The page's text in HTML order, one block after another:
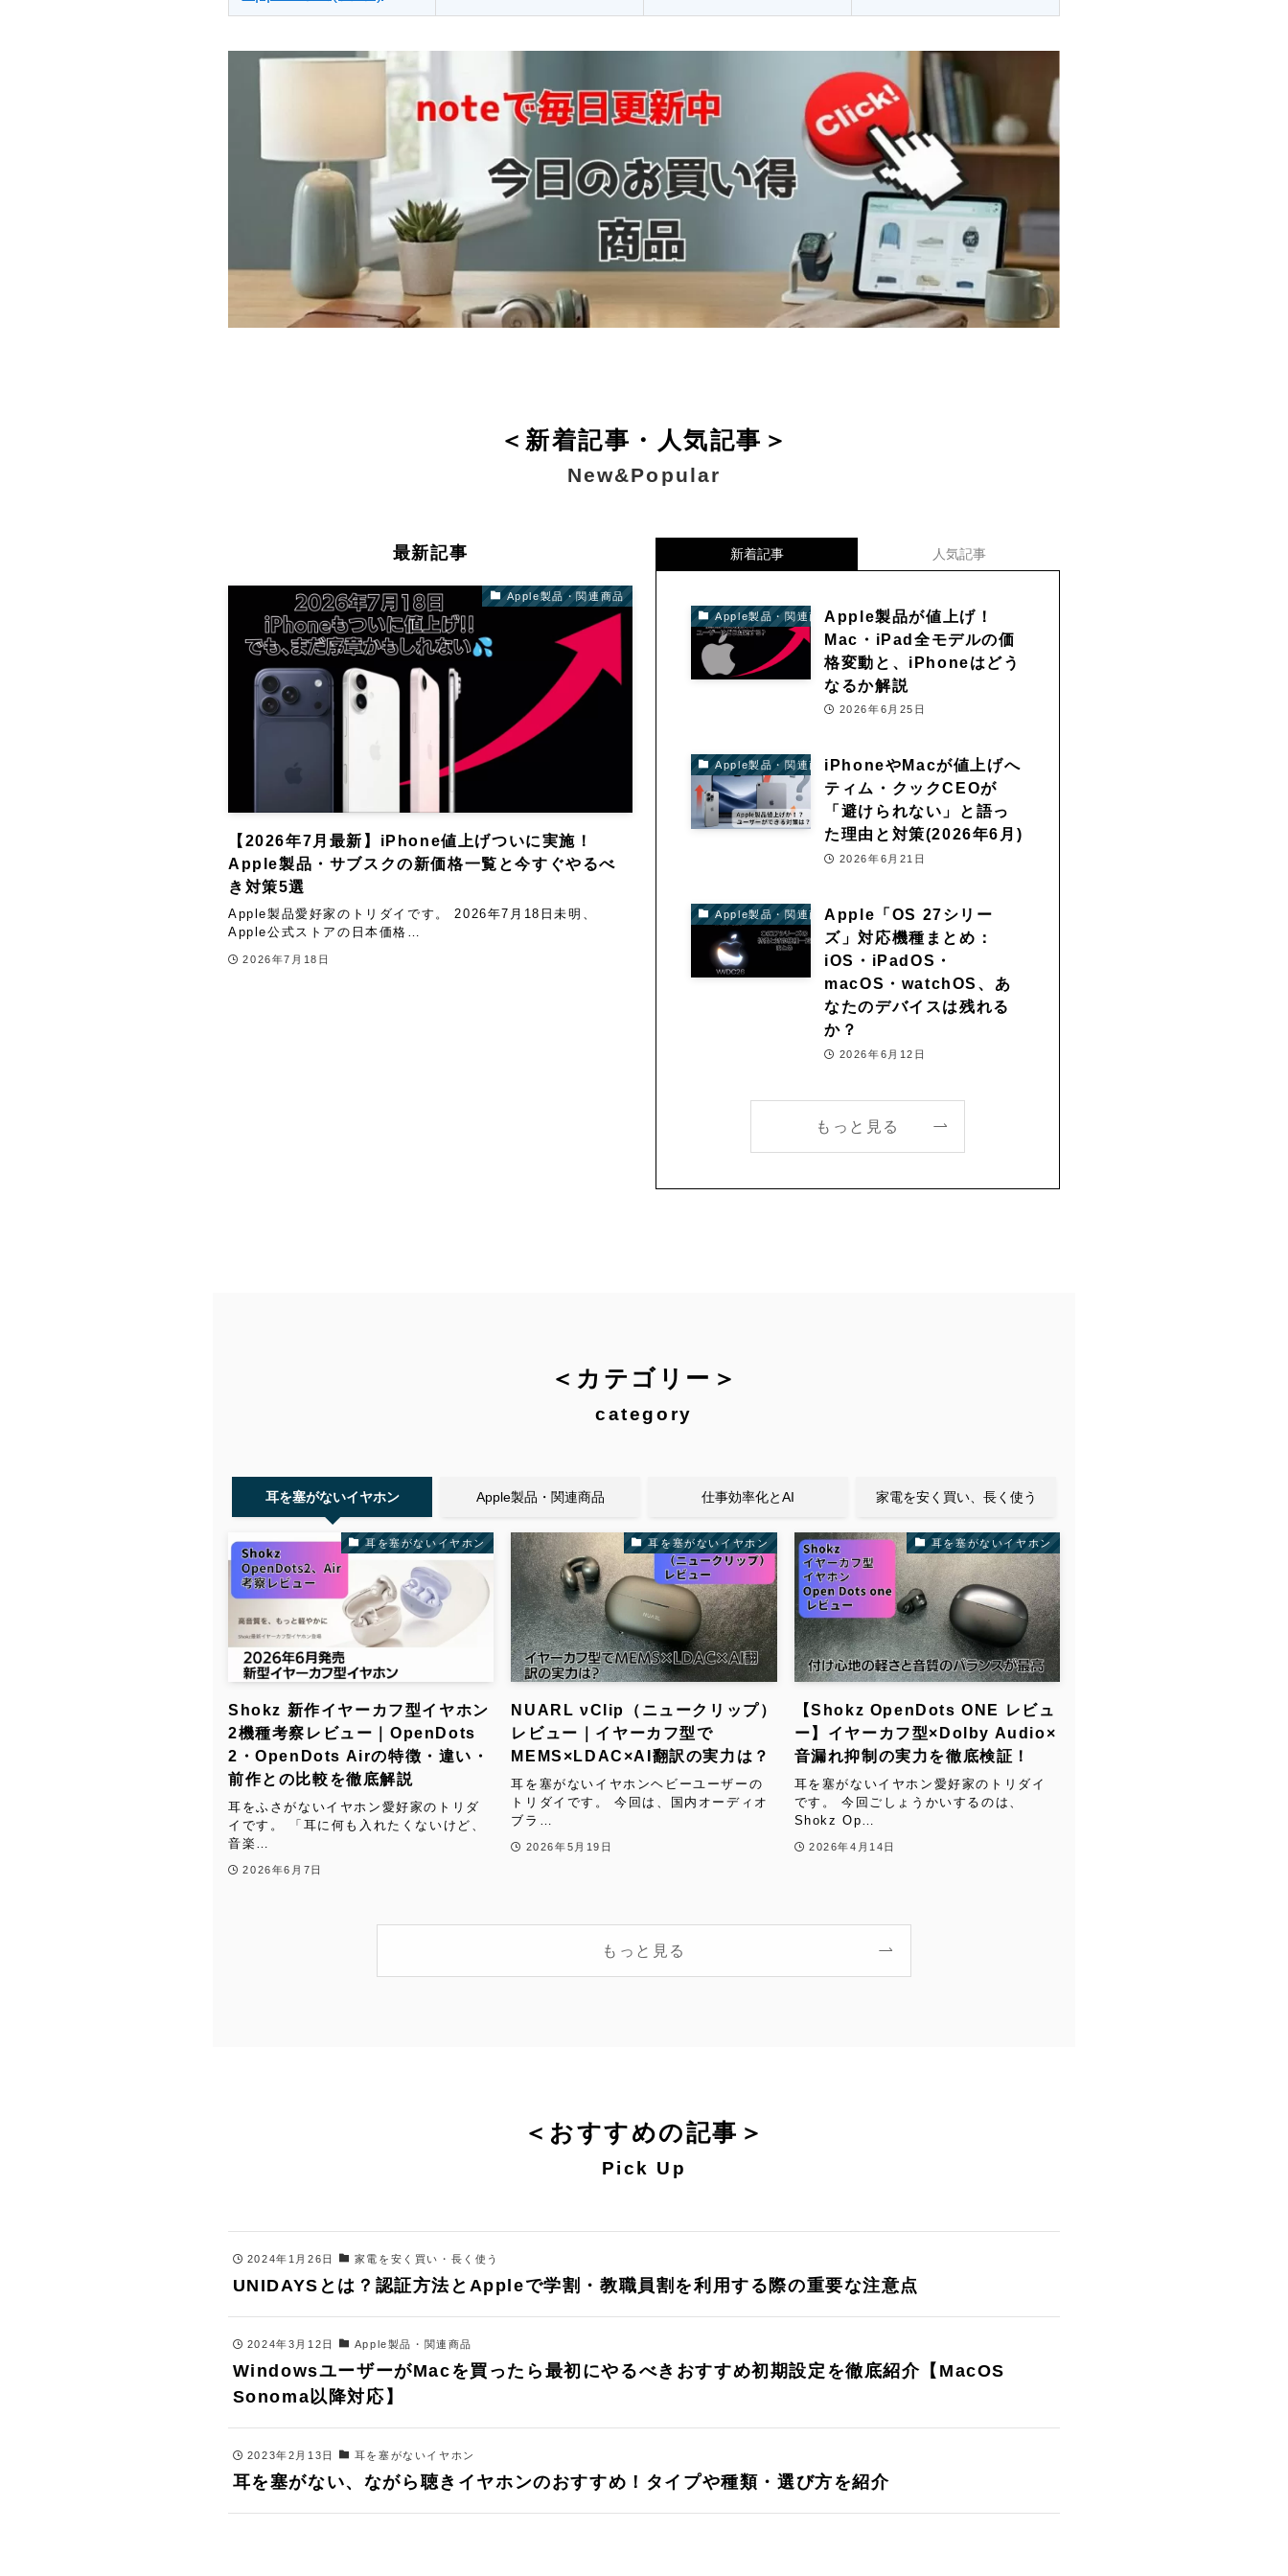
＜新着記事・人気記事＞
New&Popular
最新記事
Apple製品・関連商品
【2026年7月最新】iPhone値上げついに実施！
Apple製品・サブスクの新価格一覧と今すぐやるべ
き対策5選
Apple製品愛好家のトリダイです。 2026年7月18日未明、
Apple公式ストアの日本価格…
2026年7月18日
新着記事 人気記事
Apple製品・関連商品Apple製品が値上げ！
Mac・iPad全モデルの価
格変動と、iPhoneはどう
なるか解説
2026年6月25日
Apple製品・関連商品iPhoneやMacが値上げへ
ティム・クックCEOが
「避けられない」と語っ
た理由と対策(2026年6月)
2026年6月21日
Apple製品・関連商品Apple「OS 27シリー
ズ」対応機種まとめ：
iOS・iPadOS・
macOS・watchOS、あ
なたのデバイスは残れる
か？
2026年6月12日
もっと見る
＜カテゴリー＞
category
耳を塞がないイヤホン Apple製品・関連商品 仕事効率化とAI 家電を安く買い、長く使う
耳を塞がないイヤホン
Shokz 新作イヤーカフ型イヤホン
2機種考察レビュー｜OpenDots
2・OpenDots Airの特徴・違い・
前作との比較を徹底解説
耳をふさがないイヤホン愛好家のトリダ
イです。 「耳に何も入れたくないけど、
音楽…
2026年6月7日
耳を塞がないイヤホン
NUARL νClip（ニュークリップ）
レビュー｜イヤーカフ型で
MEMS×LDAC×AI翻訳の実力は？
耳を塞がないイヤホンヘビーユーザーの
トリダイです。 今回は、国内オーディオ
ブラ…
2026年5月19日
耳を塞がないイヤホン
【Shokz OpenDots ONE レビュ
ー】イヤーカフ型×Dolby Audio×
音漏れ抑制の実力を徹底検証！
耳を塞がないイヤホン愛好家のトリダイ
です。 今回ごしょうかいするのは、
Shokz Op…
2026年4月14日
もっと見る
＜おすすめの記事＞
Pick Up
2024年1月26日 家電を安く買い・長く使う
UNIDAYSとは？認証方法とAppleで学割・教職員割を利用する際の重要な注意点
2024年3月12日 Apple製品・関連商品
WindowsユーザーがMacを買ったら最初にやるべきおすすめ初期設定を徹底紹介【MacOS
Sonoma以降対応】
2023年2月13日 耳を塞がないイヤホン
耳を塞がない、ながら聴きイヤホンのおすすめ！タイプや種類・選び方を紹介